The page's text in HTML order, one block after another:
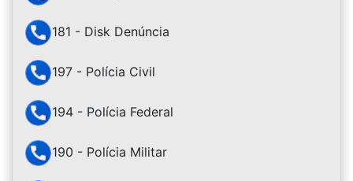
181 - Disk Denúncia
197 - Polícia Civil
194 - Polícia Federal
190 - Polícia Militar